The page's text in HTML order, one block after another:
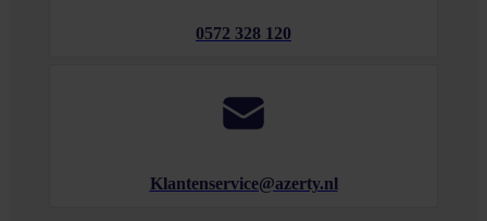
0572 328 120
Klantenservice@azerty.nl